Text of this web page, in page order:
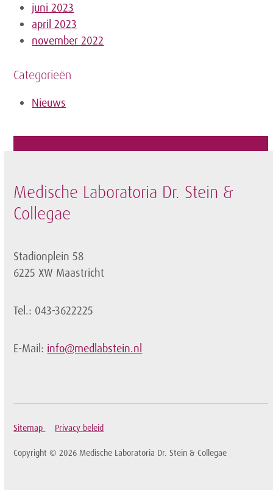
juni 2023
april 2023
november 2022
Categorieën
Nieuws
Medische Laboratoria Dr. Stein &
Collegae
Stadionplein 58
6225 XW Maastricht
Tel.: 043-3622225
E-Mail: info@medlabstein.nl
Sitemap Privacy beleid
Copyright © 2026 Medische Laboratoria Dr. Stein & Collegae